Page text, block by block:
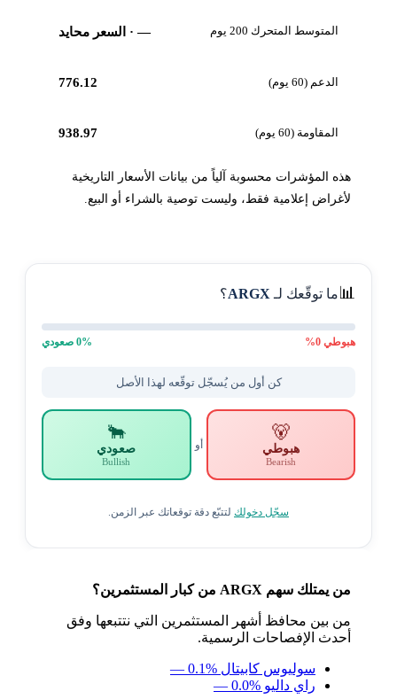
المتوسط المتحرك 200 يوم —· السعر محايد
الدعم (60 يوم) 776.12
المقاومة (60 يوم) 938.97
هذه المؤشرات محسوبة آلياً من بيانات الأسعار التاريخية
لأغراض إعلامية فقط، وليست توصية بالشراء أو البيع.
📊 ما توقّعك لـARGX؟
هبوطي0
%
0% صعودي
كن أول من يُسجّل توقّعه لهذا الأصل
🐻
هبوطي
Bearish
أو
🐂
صعودي
Bullish
سجّل دخولكلتتبّع دقة توقعاتك عبر الزمن.
من يمتلك سهم ARGX من كبار المستثمرين؟
من بين محافظ أشهر المستثمرين التي نتتبعها وفق
أحدث الإفصاحات الرسمية.
سوليوس كابيتال — 0.1%
راي داليو — 0.0%